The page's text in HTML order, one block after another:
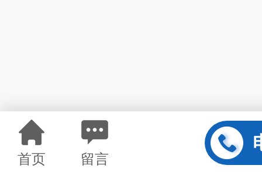
首页 留言